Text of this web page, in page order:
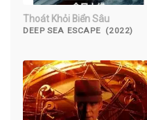
Thoát Khỏi Biển Sâu
DEEP SEA ESCAPE (2022)